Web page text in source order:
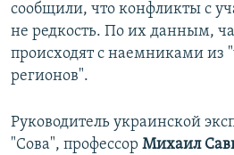
сообщили, что конфликты с
не редкость. По их данным,
происходят с наемниками из
регионов".
Руководитель украинской
"Сова", профессор Михаил